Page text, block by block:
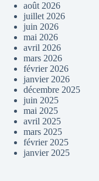
août 2026
juillet 2026
juin 2026
mai 2026
avril 2026
mars 2026
février 2026
janvier 2026
décembre 2025
juin 2025
mai 2025
avril 2025
mars 2025
février 2025
janvier 2025